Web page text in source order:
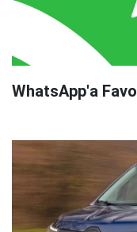
WhatsApp'a